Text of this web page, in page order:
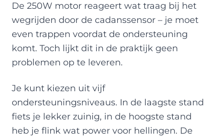
De 250W motor reageert wat traag bij het
wegrijden door de cadanssensor – je moet
even trappen voordat de ondersteuning
komt. Toch lijkt dit in de praktijk geen
problemen op te leveren.
Je kunt kiezen uit vijf
ondersteuningsniveaus. In de laagste stand
fiets je lekker zuinig, in de hoogste stand
heb je flink wat power voor hellingen. De